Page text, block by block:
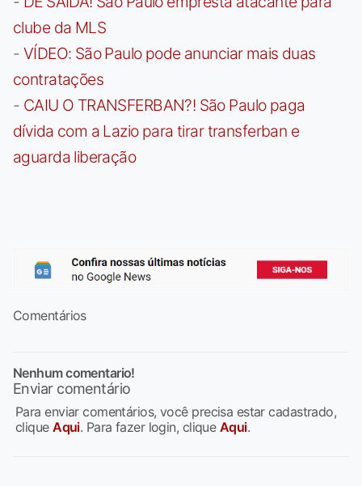
clube da MLS
- VÍDEO: São Paulo pode anunciar mais duas
contratações
- CAIU O TRANSFERBAN?! São Paulo paga
dívida com a Lazio para tirar transferban e
aguarda liberação
Comentários
Nenhum comentario!
Enviar comentário
Para enviar comentários, você precisa estar cadastrado,
cliqueAqui. Para fazer login, clique Aqui.